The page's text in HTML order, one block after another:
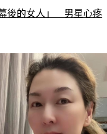
後的女人」　男星心疼